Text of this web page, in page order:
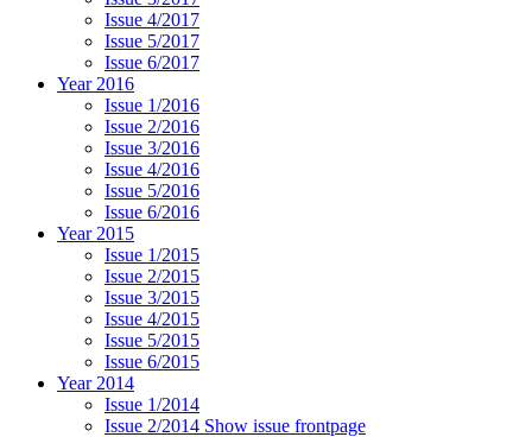
Issue 4/2017
Issue 5/2017
Issue 6/2017
Year 2016
Issue 1/2016
Issue 2/2016
Issue 3/2016
Issue 4/2016
Issue 5/2016
Issue 6/2016
Year 2015
Issue 1/2015
Issue 2/2015
Issue 3/2015
Issue 4/2015
Issue 5/2015
Issue 6/2015
Year 2014
Issue 1/2014
Issue 2/2014 Show issue frontpage